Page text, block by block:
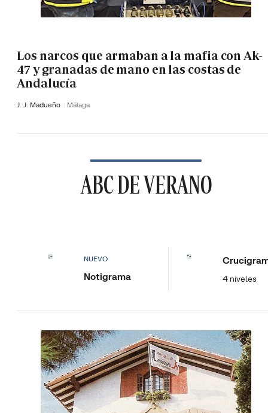
Los narcos que armaban a la mafia con Ak-
47 y granadas de mano en las costas de
Andalucía
J. J. Madueño Málaga
ABC DE VERANO
NUEVO
Notigrama 4 niveles